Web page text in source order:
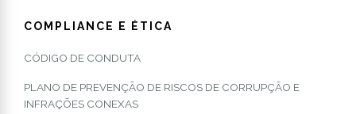
COMPLIANCE E ÉTICA
CÓDIGO DE CONDUTA
PLANO DE PREVENÇÃO DE RISCOS DE CORRUPÇÃO E
INFRAÇÕES CONEXAS